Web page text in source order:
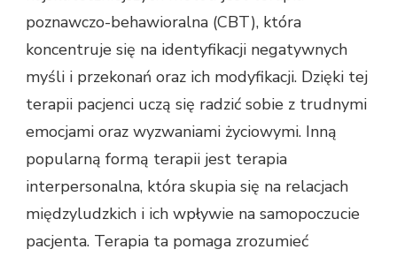
poznawczo-behawioralna (CBT), która
koncentruje się na identyfikacji negatywnych
myśli i przekonań oraz ich modyfikacji. Dzięki tej
terapii pacjenci uczą się radzić sobie z trudnymi
emocjami oraz wyzwaniami życiowymi. Inną
popularną formą terapii jest terapia
interpersonalna, która skupia się na relacjach
międzyludzkich i ich wpływie na samopoczucie
pacjenta. Terapia ta pomaga zrozumieć